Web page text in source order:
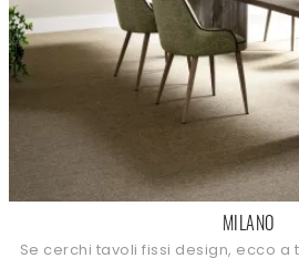
MILANO
Se cerchi tavoli fissi design, ecco